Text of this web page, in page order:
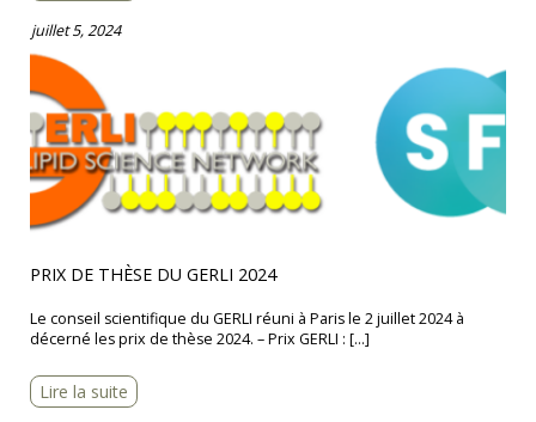
juillet 5, 2024
PRIX DE THÈSE DU GERLI 2024
Le conseil scientifique du GERLI réuni à Paris le 2 juillet 2024 à
décerné les prix de thèse 2024. – Prix GERLI : […]
Lire la suite